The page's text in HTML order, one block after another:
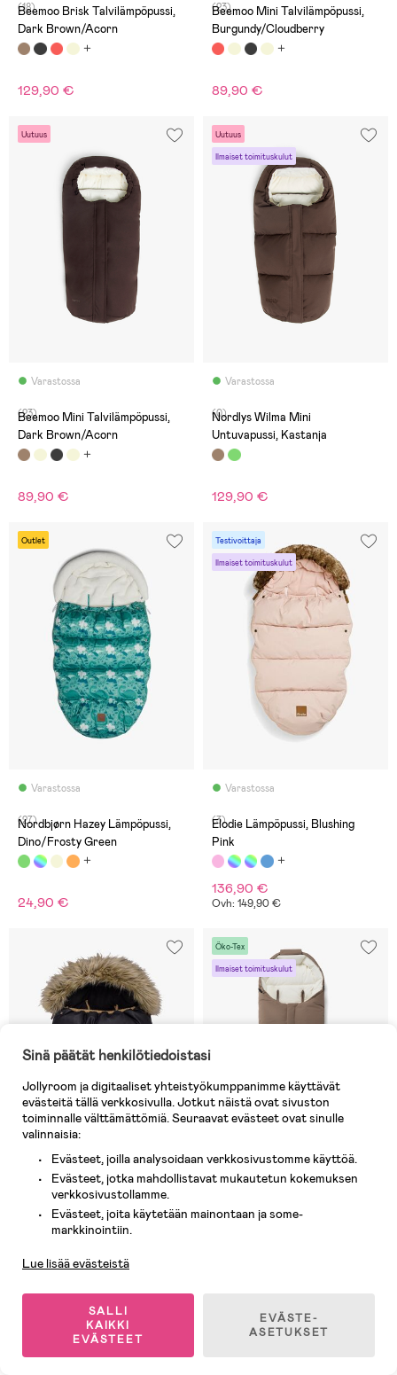
(18)
Beemoo Brisk Talvilämpöpussi,
Dark Brown/Acorn
129,90 €
(23)
Beemoo Mini Talvilämpöpussi,
Burgundy/Cloudberry
89,90 €
Uutuus
Varastossa
(23)
Beemoo Mini Talvilämpöpussi,
Dark Brown/Acorn
89,90 €
Uutuus
Ilmaiset toimituskulut
Varastossa
(0)
Nordlys Wilma Mini
Untuvapussi, Kastanja
129,90 €
Outlet
Varastossa
(27)
Nordbjørn Hazey Lämpöpussi,
Dino/Frosty Green
24,90 €
Testivoittaja
Ilmaiset toimituskulut
Varastossa
(3)
Elodie Lämpöpussi, Blushing
Pink
136,90 €
Ovh: 149,90 €
Varastossa
Lindberg Rocky Lämpöpussi,
Öko-Tex
Ilmaiset toimituskulut
279,90 €
Öko-Tex
Sinä päätät henkilötiedoistasi
Jollyroom ja digitaaliset yhteistyökumppanimme käyttävät
evästeitä tällä verkkosivulla. Jotkut näistä ovat sivuston
toiminnalle välttämättömiä. Seuraavat evästeet ovat sinulle
valinnaisia:
Evästeet, joilla analysoidaan verkkosivustomme käyttöä.
Evästeet, jotka mahdollistavat mukautetun kokemuksen
verkkosivustollamme.
Evästeet, joita käytetään mainontaan ja some-
markkinointiin.
Lue lisää evästeistä
SALLI
KAIKKI
EVÄSTEET
EVÄSTE-
ASETUKSET